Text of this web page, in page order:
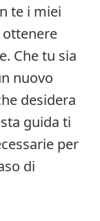
te i miei
Che tu sia
nuovo
desidera
guida ti
per
di